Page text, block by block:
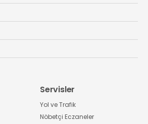
Servisler
Yol ve Trafik
Nöbetçi Eczaneler